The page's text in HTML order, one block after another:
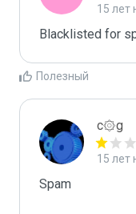
15 лет
Blacklisted for
Полезный
c۞g
15 лет
Spam